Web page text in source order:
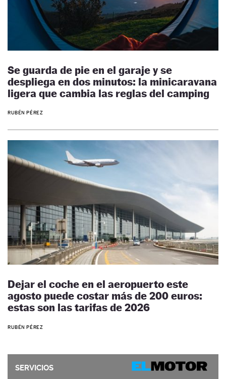
Se guarda de pie en el garaje y se
despliega en dos minutos: la minicaravana
ligera que cambia las reglas del camping
RUBÉN PÉREZ
Dejar el coche en el aeropuerto este
agosto puede costar más de 200 euros:
estas son las tarifas de 2026
RUBÉN PÉREZ